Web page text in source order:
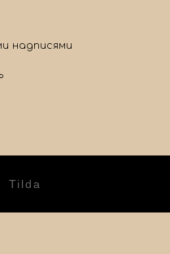
надписями
Tilda